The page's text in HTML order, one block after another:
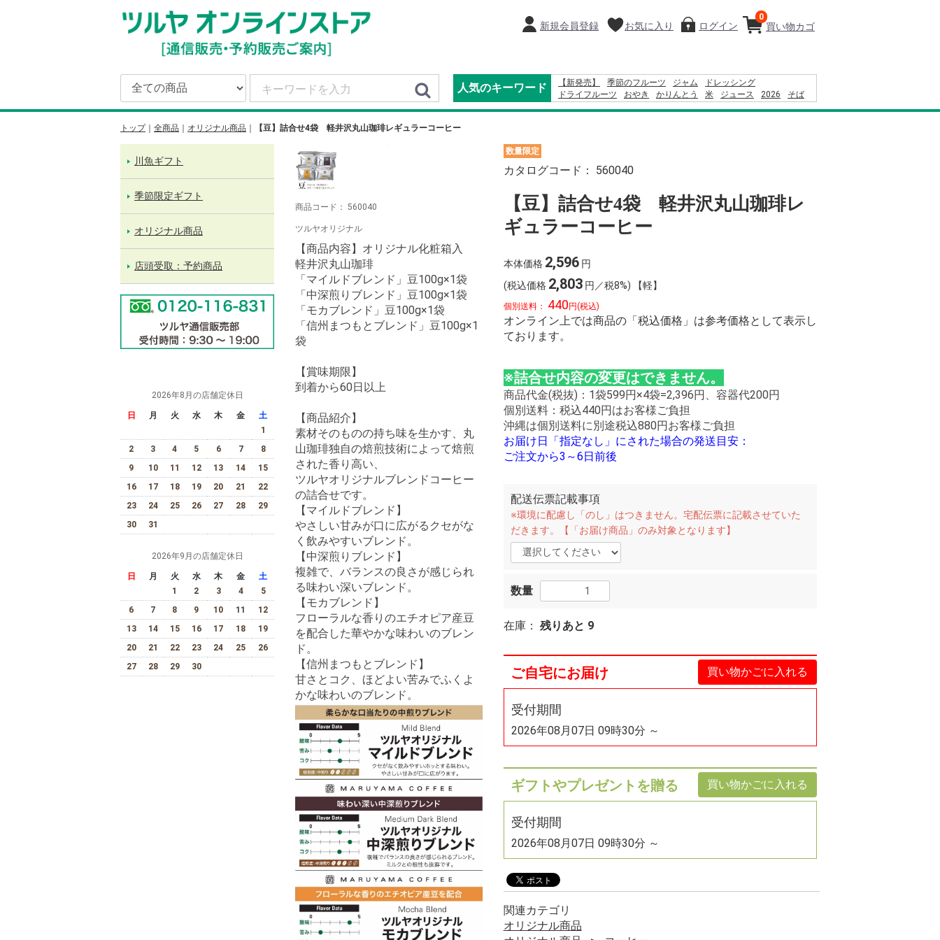
買い物カゴ
0
新規会員登録 お気に入り ログイン
人気のキーワード 【新発売】 季節のフルーツ ジャム
ドレッシング
ドライフルーツ
おやき かりんとう 米 ジュース 2026
そば
トップ
全商品 オリジナル商品 【豆】詰合せ4袋 軽井沢丸山珈琲レギュラーコーヒー
川魚ギフト
季節限定ギフト
オリジナル商品
店頭受取：予約商品
2026年8月の店舗定休日
日 月 火 水 木 金
土
1
2
3 4 5 6 7
8
9
10 11 12 13 14
15
16
17 18 19 20 21
22
23
24 25 26 27 28
29
30
31
2026年9月の店舗定休日
日 月 火 水 木 金
土
1
2 3 4
5
6
7 8 9 10 11
12
13
14 15 16 17 18
19
20
21 22 23 24 25
26
27
28 29 30
数量限定
カタログコード： 560040
【豆】詰合せ4袋 軽井沢丸山珈琲レ
ギュラーコーヒー
本体価格 2,596円
(税込価格 2,803円／税8%) 【軽】
個別送料： 440 円(税込)
オンライン上では商品の「税込価格」は参考価格として表示し
ております。
※詰合せ内容の変更はできません。
商品代金(税抜)：1袋599円×4袋=2,396円、容器代200円
個別送料：税込440円はお客様ご負担
沖縄は個別送料に別途税込880円お客様ご負担
お届け日「指定なし」にされた場合の発送目安：
ご注文から3～6日前後
配送伝票記載事項
※環境に配慮し「のし」はつきません。宅配伝票に記載させていた
だきます。【「お届け商品」のみ対象となります】
数量
在庫： 残りあと 9
ご自宅にお届け 買い物かごに入れる
受付期間
2026年08月07日 09時30分 ～
ギフトやプレゼントを贈る 買い物かごに入れる
受付期間
2026年08月07日 09時30分 ～
商品コード： 560040
ツルヤオリジナル
【商品内容】オリジナル化粧箱入
軽井沢丸山珈琲
「マイルドブレンド」豆100g×1袋
「中深煎りブレンド」豆100g×1袋
「モカブレンド」豆100g×1袋
「信州まつもとブレンド」豆100g×1
袋
【賞味期限】
到着から60日以上
【商品紹介】
素材そのものの持ち味を生かす、丸
山珈琲独自の焙煎技術によって焙煎
された香り高い、
ツルヤオリジナルブレンドコーヒー
の詰合せです。
【マイルドブレンド】
やさしい甘みが口に広がるクセがな
く飲みやすいブレンド。
【中深煎りブレンド】
複雑で、バランスの良さが感じられ
る味わい深いブレンド。
【モカブレンド】
フローラルな香りのエチオピア産豆
を配合した華やかな味わいのブレン
ド。
【信州まつもとブレンド】
甘さとコク、ほどよい苦みでふくよ
かな味わいのブレンド。
関連カテゴリ
オリジナル商品